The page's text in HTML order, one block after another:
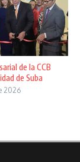
de la CCB
de Suba
2026